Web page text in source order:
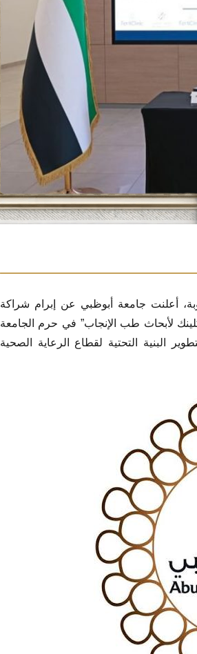
أعلنت جامعة أبوظبي عن إبرام شراكة
لأبحاث طب الإنجاب” في حرم الجامعة
البنية التحتية لقطاع الرعاية الصحية